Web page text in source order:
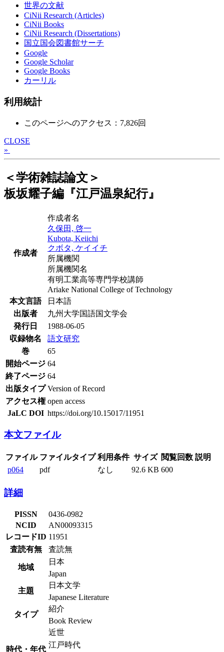
世界の文献
CiNii Research (Articles)
CiNii Books
CiNii Research (Dissertations)
国立国会図書館サーチ
Google
Google Scholar
Google Books
カーリル
利用統計
このページへのアクセス：7,826回
CLOSE
»
＜学術雑誌論文＞
板坂耀子編『江戸温泉紀行』
作成者
作成者名
久保田, 啓一
Kubota, Keiichi
クボタ, ケイイチ
所属機関
所属機関名
有明工業高等専門学校講師
Ariake National College of Technology
本文言語
日本語
出版者
九州大学国語国文学会
発行日
1988-06-05
収録物名
語文研究
巻
65
開始ページ 64
終了ページ 64
出版タイプ Version of Record
アクセス権 open access
JaLC DOI https://doi.org/10.15017/11951
本文ファイル
ファイル ファイルタイプ 利用条件 サイズ 閲覧回数 説明
p064
pdf なし 92.6 KB 600
詳細
PISSN
0436-0982
NCID
AN00093315
レコードID 11951
査読有無
査読無
地域
日本
Japan
主題
日本文学
Japanese Literature
タイプ
紹介
Book Review
時代・年代
近世
江戸時代